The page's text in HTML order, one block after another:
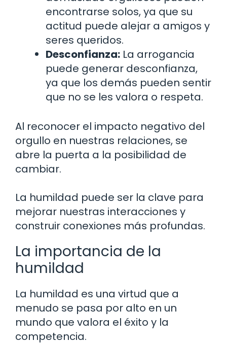
encontrarse solos, ya que su
actitud puede alejar a amigos y
seres queridos.
Desconfianza: La arrogancia
puede generar desconfianza,
ya que los demás pueden sentir
que no se les valora o respeta.
Al reconocer el impacto negativo del
orgullo en nuestras relaciones, se
abre la puerta a la posibilidad de
cambiar.
La humildad puede ser la clave para
mejorar nuestras interacciones y
construir conexiones más profundas.
La importancia de la
humildad
La humildad es una virtud que a
menudo se pasa por alto en un
mundo que valora el éxito y la
competencia.